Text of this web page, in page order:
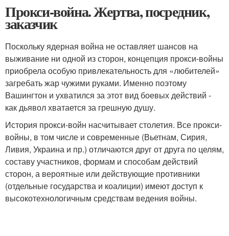
Прокси-война. Жертва, посредник,
заказчик
Поскольку ядерная война не оставляет шансов на
выживание ни одной из сторон, концепция прокси-войны
приобрела особую привлекательность для «любителей»
загребать жар чужими руками. Именно поэтому
Вашингтон и ухватился за этот вид боевых действий -
как дьявол хватается за грешную душу.
История прокси-войн насчитывает столетия. Все прокси-
войны, в том числе и современные (Вьетнам, Сирия,
Ливия, Украина и пр.) отличаются друг от друга по целям,
составу участников, формам и способам действий
сторон, а вероятные или действующие противники
(отдельные государства и коалиции) имеют доступ к
высокотехнологичным средствам ведения войны.